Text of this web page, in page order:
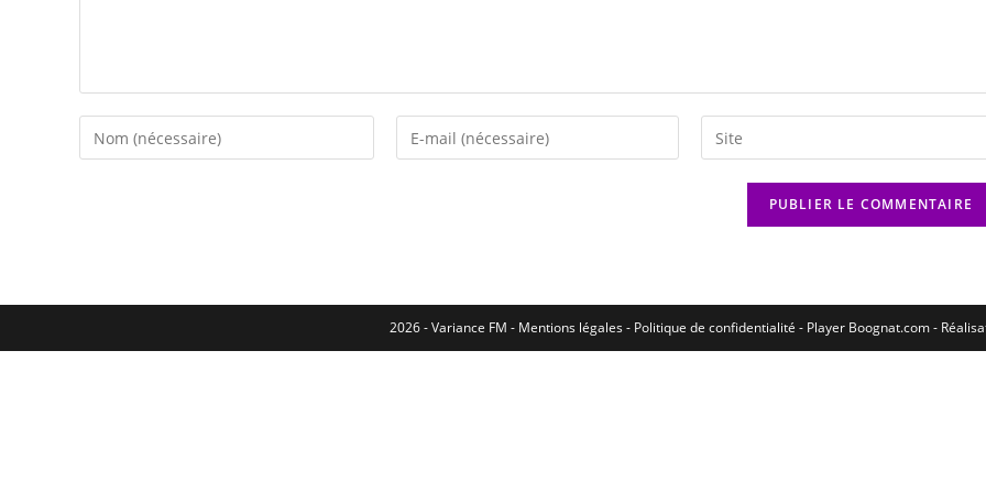
2026 - Variance FM - Mentions légales - Politique de confidentialité - Player Boognat.com-